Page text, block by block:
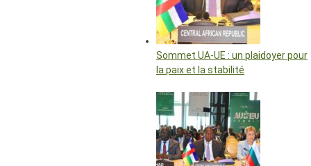
Sommet UA-UE : un plaidoyer pour
la paix et la stabilité